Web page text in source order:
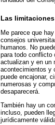
Las
Me parece que
consejos
humanos. No
para todo conflicto
actualizan y en un
acontecimientos y
puede encajonar,
numerosas y
desaparecerá.
También hay un
incluso, pueden
jurídicamente